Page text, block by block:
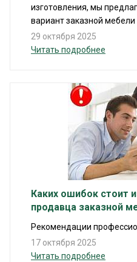
изготовления, мы
вариант заказной мебели
29 октября 2025
Читать подробнее
Каких ошибок стоит
продавца заказной
Рекомендации
17 октября 2025
Читать подробнее